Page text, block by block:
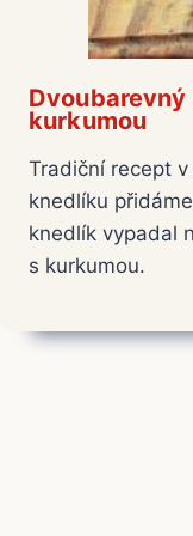
kurkumou
Tradiční recept
knedlíku
knedlík vypadal
s kurkumou.